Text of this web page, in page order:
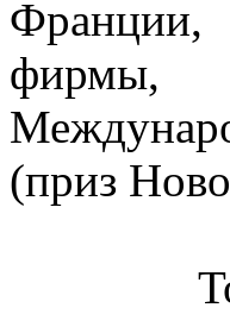
Франции,
фирмы,
(приз